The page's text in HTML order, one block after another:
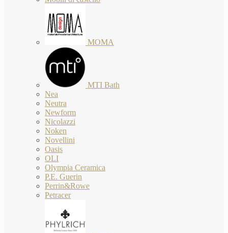
MOMA
MTI Bath
Nea
Neutra
Newform
Nicolazzi
Noken
Novellini
Oasis
OLI
Olympia Ceramica
P.E. Guerin
Perrin&Rowe
Petracer